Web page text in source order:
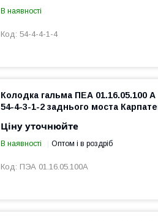
В наявності
54-4-4-1-4
Колодка гальма ПЕА 01.16.05.100 А
54-4-3-1-2 заднього моста
Ціну уточнюйте
В наявності Оптом і в роздріб
ПЭА 01.16.05.100А